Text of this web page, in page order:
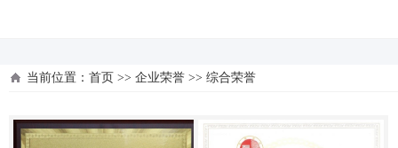
当前位置： 首页 >> 企业荣誉 >> 综合荣誉